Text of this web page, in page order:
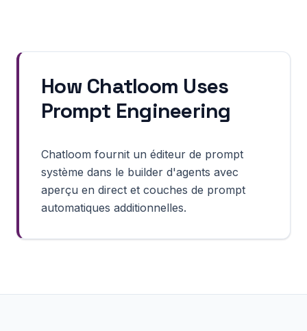
How Chatloom Uses
Prompt Engineering
Chatloom fournit un éditeur de prompt
système dans le builder d'agents avec
aperçu en direct et couches de prompt
automatiques additionnelles.